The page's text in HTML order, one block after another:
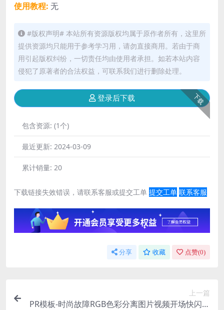
使用教程: 无
#版权声明# 本站所有资源版权均属于原作者所有，这里所
提供资源均只能用于参考学习用，请勿直接商用。若由于商
用引起版权纠纷，一切责任均由使用者承担。如若本站内容
侵犯了原著者的合法权益，可联系我们进行删除处理。
下载
登录后下载
包含资源: (1个)
最近更新: 2024-03-09
累计销量: 20
下载链接失效错误，请联系客服或提交工单 提交工单 联系客服
分享 收藏 点赞(0)
上一篇
PR模板-时尚故障RGB色彩分离图片视频开场快闪片